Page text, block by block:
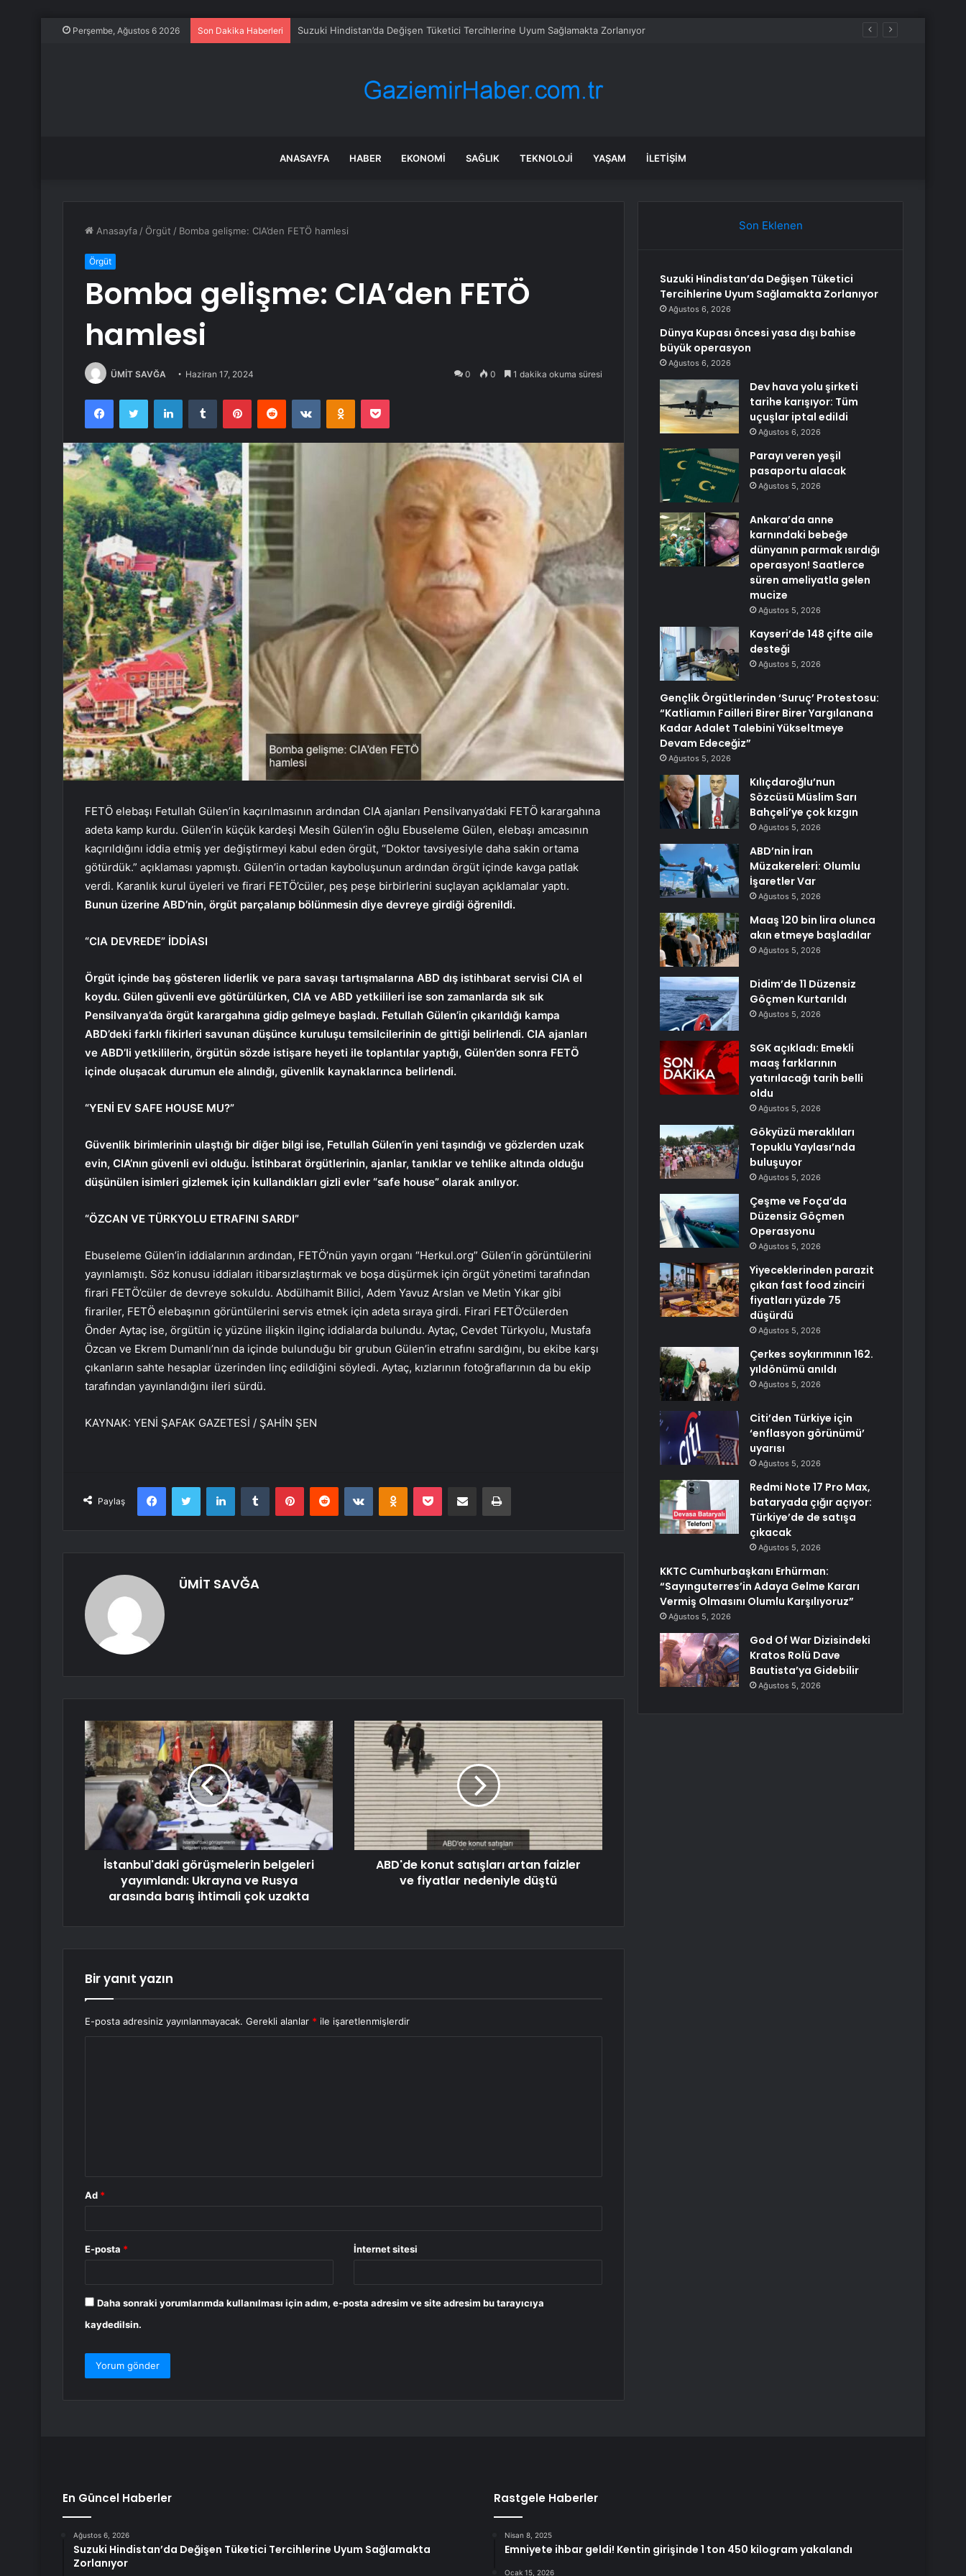
Perşembe, Ağustos 6 2026 Son Dakika Haberleri Dünya Kupası öncesi yasa dışı bahise büyük operasyon
ANASAYFA HABER EKONOMI SAĞLIK TEKNOLOJI YAŞAM İLETIŞIM
Anasayfa / Örgüt / Bomba gelişme: CIA’den FETÖ hamlesi
Örgüt
Bomba gelişme: CIA’den FETÖ
hamlesi
ÜMİT SAVĞA Haziran 17, 2024 0 0 1 dakika okuma süresi
FacebookTwitter LinkedInTumblr PinterestReddit VKontakteOdnoklassniki
Pocket
FETÖ elebaşı Fetullah Gülen’in kaçırılmasının ardından CIA ajanları Pensilvanya’daki FETÖ karargahına
adeta kamp kurdu. Gülen’in küçük kardeşi Mesih Gülen’in oğlu Ebuseleme Gülen, elebaşı amcasının
kaçırıldığını iddia etmiş yer değiştirmeyi kabul eden örgüt, “Doktor tavsiyesiyle daha sakin ortama
götürdük.” açıklaması yapmıştı. Gülen’in ortadan kayboluşunun ardından örgüt içinde kavga patlak
verdi. Karanlık kurul üyeleri ve firari FETÖ’cüler, peş peşe birbirlerini suçlayan açıklamalar yaptı.
Bunun üzerine ABD’nin, örgüt parçalanıp bölünmesin diye devreye girdiği öğrenildi.
“CIA DEVREDE” İDDİASI
Örgüt içinde baş gösteren liderlik ve para savaşı tartışmalarına ABD dış istihbarat servisi CIA el
koydu. Gülen güvenli eve götürülürken, CIA ve ABD yetkilileri ise son zamanlarda sık sık
Pensilvanya’da örgüt karargahına gidip gelmeye başladı. Fetullah Gülen’in çıkarıldığı kampa
ABD’deki farklı fikirleri savunan düşünce kuruluşu temsilcilerinin de gittiği belirlendi. CIA ajanları
ve ABD’li yetkililerin, örgütün sözde istişare heyeti ile toplantılar yaptığı, Gülen’den sonra FETÖ
içinde oluşacak durumun ele alındığı, güvenlik kaynaklarınca belirlendi.
“YENİ EV SAFE HOUSE MU?”
Güvenlik birimlerinin ulaştığı bir diğer bilgi ise, Fetullah Gülen’in yeni taşındığı ve gözlerden uzak
evin, CIA’nın güvenli evi olduğu. İstihbarat örgütlerinin, ajanlar, tanıklar ve tehlike altında olduğu
düşünülen isimleri gizlemek için kullandıkları gizli evler “safe house” olarak anılıyor.
“ÖZCAN VE TÜRKYOLU ETRAFINI SARDI”
Ebuseleme Gülen’in iddialarının ardından, FETÖ’nün yayın organı “Herkul.org” Gülen’in görüntülerini
yayınlamıştı. Söz konusu iddiaları itibarsızlaştırmak ve boşa düşürmek için örgüt yönetimi tarafından
firari FETÖ’cüler de devreye sokuldu. Abdülhamit Bilici, Adem Yavuz Arslan ve Metin Yıkar gibi
firariler, FETÖ elebaşının görüntülerini servis etmek için adeta sıraya girdi. Firari FETÖ’cülerden
Önder Aytaç ise, örgütün iç yüzüne ilişkin ilginç iddialarda bulundu. Aytaç, Cevdet Türkyolu, Mustafa
Özcan ve Ekrem Dumanlı’nın da içinde bulunduğu bir grubun Gülen’in etrafını sardığını, bu ekibe karşı
çıkanların sahte hesaplar üzerinden linç edildiğini söyledi. Aytaç, kızlarının fotoğraflarının da bu ekip
tarafından yayınlandığını ileri sürdü.
KAYNAK: YENİ ŞAFAK GAZETESİ / ŞAHİN ŞEN
Paylaş
FacebookTwitter LinkedInTumblr PinterestReddit VKontakteOdnoklassniki
Pocket E-Posta ile paylaş Yazdır
ÜMİT SAVĞA
İstanbul'daki görüşmelerin belgeleri
yayımlandı: Ukrayna ve Rusya
arasında barış ihtimali çok uzakta
ABD'de konut satışları artan faizler
ve fiyatlar nedeniyle düştü
Bir yanıt yazın
E-posta adresiniz yayınlanmayacak. Gerekli alanlar * ile işaretlenmişlerdir
Ad *
E-posta * İnternet sitesi
Daha sonraki yorumlarımda kullanılması için adım, e-posta adresim ve site adresim bu tarayıcıya
kaydedilsin.
Son Eklenen
Suzuki Hindistan’da Değişen Tüketici
Tercihlerine Uyum Sağlamakta Zorlanıyor
Ağustos 6, 2026
Dünya Kupası öncesi yasa dışı bahise
büyük operasyon
Ağustos 6, 2026
Dev hava yolu şirketi
tarihe karışıyor: Tüm
uçuşlar iptal edildi
Ağustos 6, 2026
Parayı veren yeşil
pasaportu alacak
Ağustos 5, 2026
Ankara’da anne
karnındaki bebeğe
dünyanın parmak ısırdığı
operasyon! Saatlerce
süren ameliyatla gelen
mucize
Ağustos 5, 2026
Kayseri’de 148 çifte aile
desteği
Ağustos 5, 2026
Gençlik Örgütlerinden ‘Suruç’ Protestosu:
“Katliamın Failleri Birer Birer Yargılanana
Kadar Adalet Talebini Yükseltmeye
Devam Edeceğiz”
Ağustos 5, 2026
Kılıçdaroğlu’nun
Sözcüsü Müslim Sarı
Bahçeli’ye çok kızgın
Ağustos 5, 2026
ABD’nin İran
Müzakereleri: Olumlu
İşaretler Var
Ağustos 5, 2026
Maaş 120 bin lira olunca
akın etmeye başladılar
Ağustos 5, 2026
Didim’de 11 Düzensiz
Göçmen Kurtarıldı
Ağustos 5, 2026
SGK açıkladı: Emekli
maaş farklarının
yatırılacağı tarih belli
oldu
Ağustos 5, 2026
Gökyüzü meraklıları
Topuklu Yaylası’nda
buluşuyor
Ağustos 5, 2026
Çeşme ve Foça’da
Düzensiz Göçmen
Operasyonu
Ağustos 5, 2026
Yiyeceklerinden parazit
çıkan fast food zinciri
fiyatları yüzde 75
düşürdü
Ağustos 5, 2026
Çerkes soykırımının 162.
yıldönümü anıldı
Ağustos 5, 2026
Citi’den Türkiye için
‘enflasyon görünümü’
uyarısı
Ağustos 5, 2026
Redmi Note 17 Pro Max,
bataryada çığır açıyor:
Türkiye’de de satışa
çıkacak
Ağustos 5, 2026
KKTC Cumhurbaşkanı Erhürman:
“Sayınguterres’in Adaya Gelme Kararı
Vermiş Olmasını Olumlu Karşılıyoruz”
Ağustos 5, 2026
God Of War Dizisindeki
Kratos Rolü Dave
Bautista’ya Gidebilir
Ağustos 5, 2026
En Güncel Haberler
Ağustos 6, 2026
Suzuki Hindistan’da Değişen Tüketici Tercihlerine Uyum Sağlamakta
Zorlanıyor
Rastgele Haberler
Nisan 8, 2025
Emniyete ihbar geldi! Kentin girişinde 1 ton 450 kilogram yakalandı
Ocak 15, 2026